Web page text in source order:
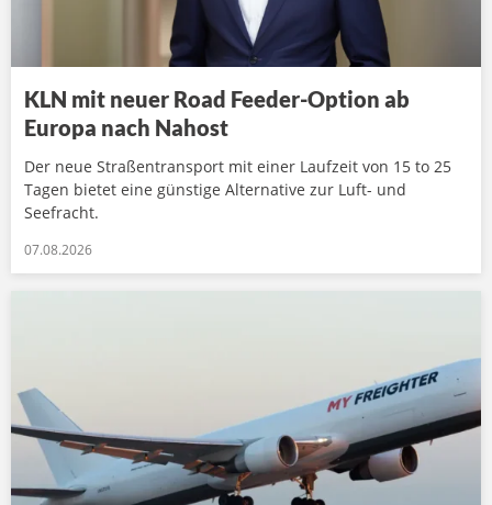
KLN mit neuer Road Feeder-Option ab
Europa nach Nahost
Der neue Straßentransport mit einer Laufzeit von 15 to 25
Tagen bietet eine günstige Alternative zur Luft- und
Seefracht.
07.08.2026